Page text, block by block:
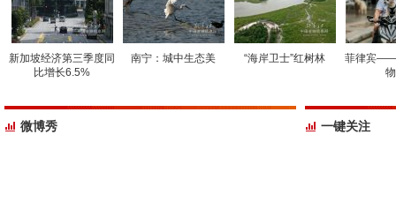
新加坡经济第三季度同
比增长6.5%
南宁：城中生态美 “海岸卫士”红树林
菲律宾
微博秀 一键关注